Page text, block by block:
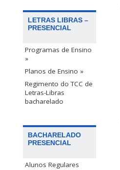
LETRAS LIBRAS –
PRESENCIAL
Programas de Ensino
»
Planos de Ensino »
Regimento do TCC de
Letras-Libras
bacharelado
BACHARELADO
PRESENCIAL
Alunos Regulares